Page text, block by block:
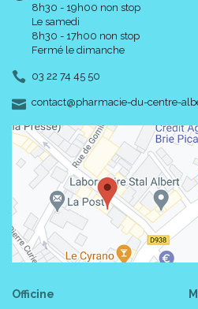
8h30 - 19h00 non stop
Le samedi
8h30 - 17h00 non stop
Fermé le dimanche
03 22 74 45 50
contact-
@-
pharmacie-du-centre-
Officine